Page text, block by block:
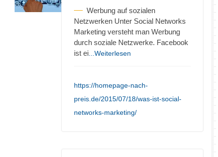
Werbung auf sozialen
Netzwerken Unter Social Networks
Marketing versteht man Werbung
durch soziale Netzwerke. Facebook
ist ei ...Weiterlesen
https://homepage-nach-
preis.de/2015/07/18/was-ist-social-
networks-marketing/